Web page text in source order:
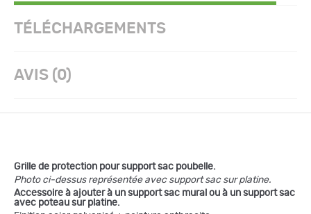
TÉLÉCHARGEMENTS
AVIS (0)
Grille de protection pour support sac poubelle.
Photo ci-dessus représentée avec support sac sur platine.
Accessoire à ajouter à un support sac mural ou à un support sac
avec poteau sur platine.